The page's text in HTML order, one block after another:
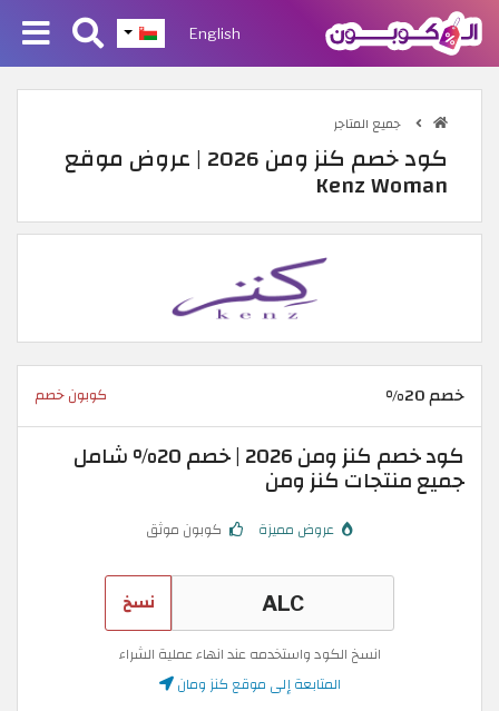
English
جميع المتاجر
كود خصم كنز ومن 2026 | عروض موقع
Kenz Woman
خصم 20% كوبون خصم
كود خصم كنز ومن 2026 | خصم 20% شامل
جميع منتجات كنز ومن
عروض مميزة كوبون موثق
نسخ
انسخ الكود واستخدمه عند انهاء عملية الشراء
المتابعة إلى موقع كنز ومان